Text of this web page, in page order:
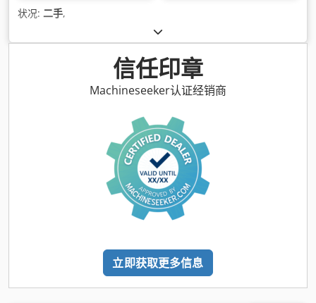
状况: 二手,
信任印章
Machineseeker认证经销商
立即获取更多信息